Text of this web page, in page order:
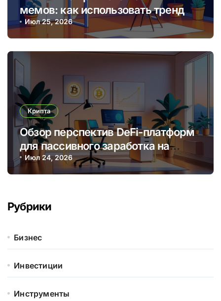
мемов: как использовать тренды
для прибыльных торговых
решений
Июл 25, 2026
Крипта
Обзор перспектив DeFi-платформ
для пассивного заработка на
криптовалютных стейкингах
Июл 24, 2026
Рубрики
Бизнес
Инвестиции
Инструменты